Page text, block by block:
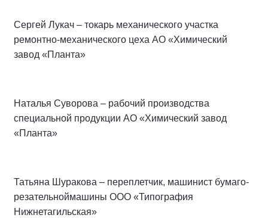
Сергей Лукач – токарь механического участка
ремонтно-механического цеха АО «Химический
завод «Планта»
Наталья Суворова – рабочий производства
специальной продукции АО «Химический завод
«Планта»
Татьяна Шуракова – переплетчик, машинист бумаго-
резательноймашины ООО «Типография
Нижнетагильская»